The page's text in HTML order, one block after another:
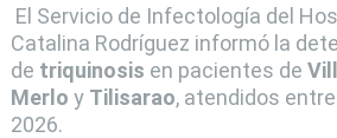
El Servicio de Infectología del
Catalina Rodríguez informó la
de triquinosis en pacientes de
Merlo y Tilisarao, atendidos
2026.